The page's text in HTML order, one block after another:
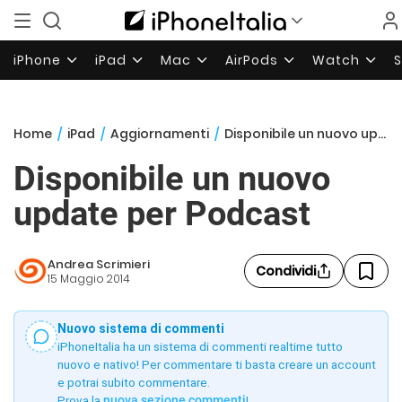
iPhone iPad Mac AirPods Watch
Home / iPad / Aggiornamenti / Disponibile un nuovo update per Podcast
Disponibile un nuovo
update per Podcast
Andrea Scrimieri
15 Maggio 2014 Condividi
Nuovo sistema di commenti
iPhoneItalia ha un sistema di commenti realtime tutto
nuovo e nativo! Per commentare ti basta creare un account
e potrai subito commentare.